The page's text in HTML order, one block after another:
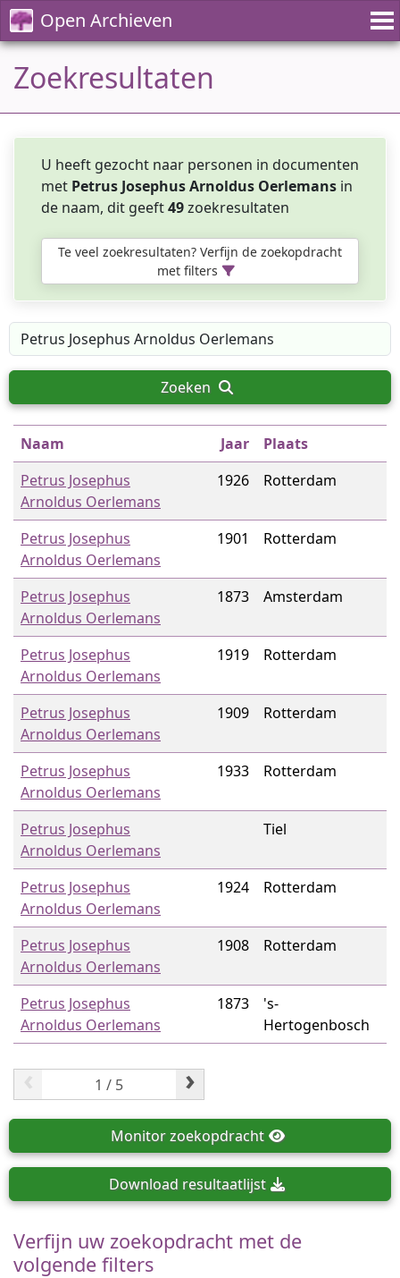
Open Archieven
Zoekresultaten
U heeft gezocht naar personen in documenten
met Petrus Josephus Arnoldus Oerlemans in
de naam, dit geeft49zoekresultaten
Te veel zoekresultaten? Verfijn de zoekopdracht
met filters
Zoeken
Naam Jaar
Plaats
Petrus Josephus
Arnoldus Oerlemans
1926 Rotterdam
Petrus Josephus
Arnoldus Oerlemans
1901 Rotterdam
Petrus Josephus
Arnoldus Oerlemans
1873 Amsterdam
Petrus Josephus
Arnoldus Oerlemans
1919 Rotterdam
Petrus Josephus
Arnoldus Oerlemans
1909 Rotterdam
Petrus Josephus
Arnoldus Oerlemans
1933 Rotterdam
Petrus Josephus
Arnoldus Oerlemans
Tiel
Petrus Josephus
Arnoldus Oerlemans
1924 Rotterdam
Petrus Josephus
Arnoldus Oerlemans
1908 Rotterdam
Petrus Josephus
Arnoldus Oerlemans
1873
's-
Hertogenbosch
‹ ›
Monitorzoekopdracht
Download resultaatlijst
Verfijn uw zoekopdracht met de
volgende filters